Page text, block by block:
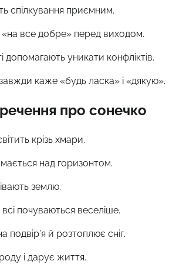
спілкування приємним.
«на все добре» перед виходом.
допомагають уникати конфліктів.
каже «будь ласка» і «дякую».
речення про сонечко
крізь хмари.
над горизонтом.
землю.
почуваються веселіше.
подвір’я й розтоплює сніг.
і дарує життя.